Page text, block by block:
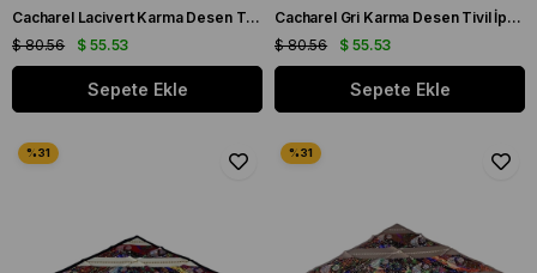
Cacharel Lacivert Karma Desen Tivil İpek Eşarp 8851313 - 921
$ 55.53
$ 80.56
Sepete Ekle
Cacharel Gri Karma Desen Tivil İpek Eşarp 8849313 - 971
$ 55.53
$ 80.56
Sepete Ekle